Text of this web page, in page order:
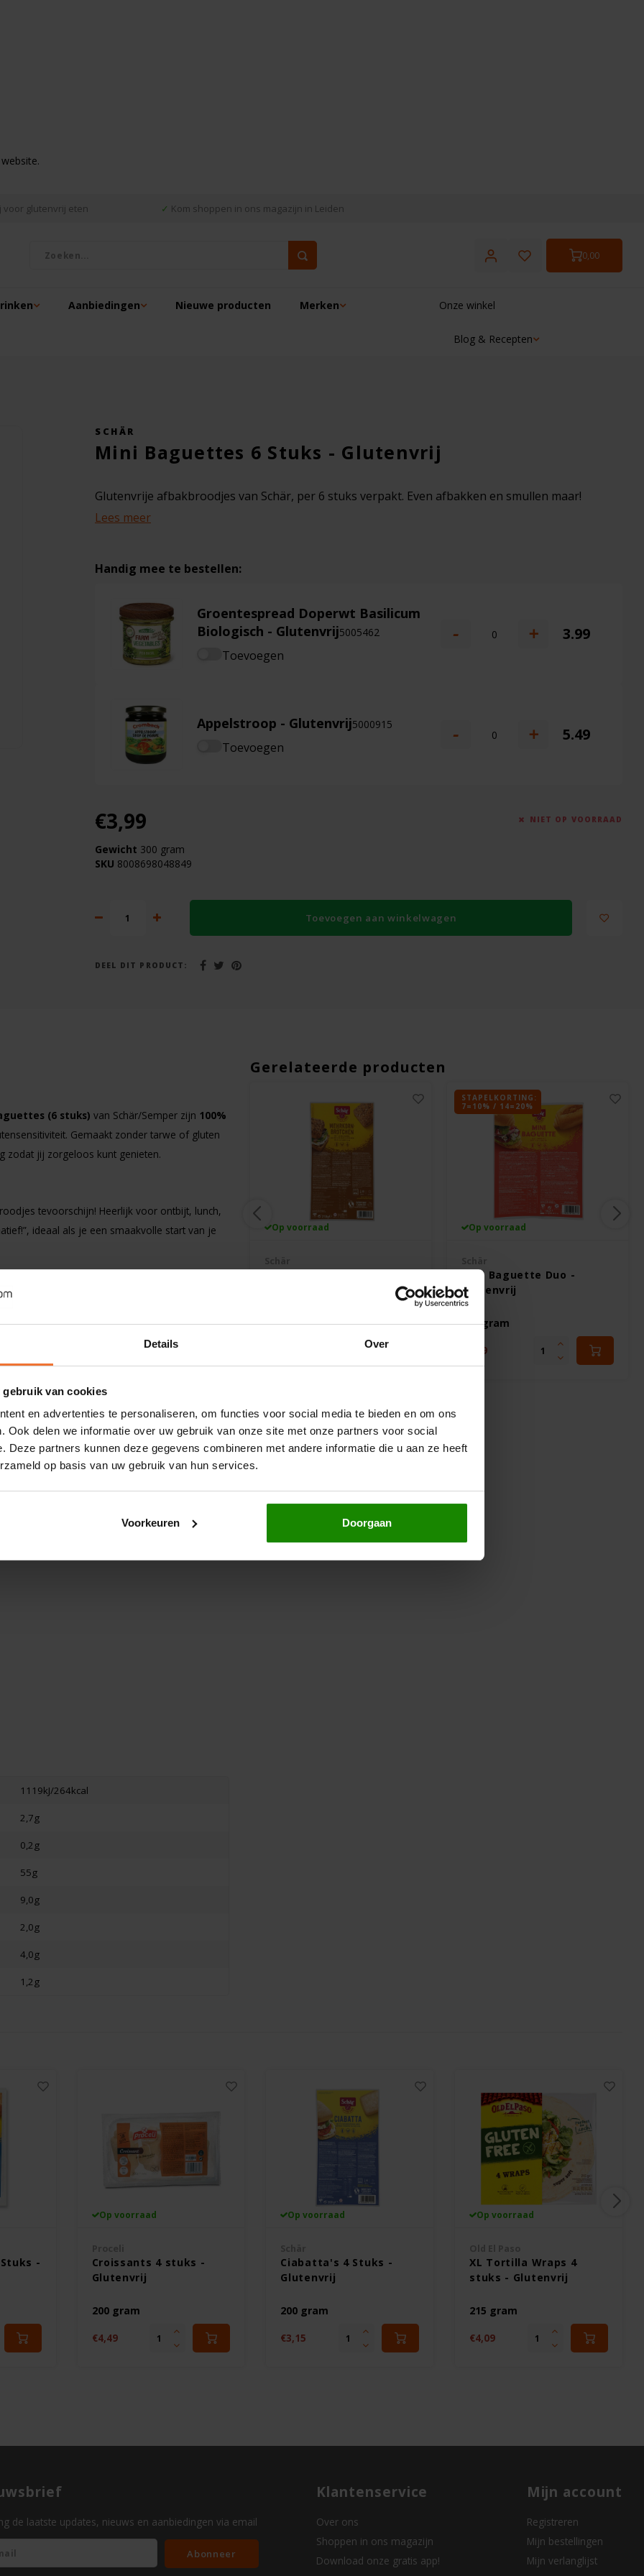
Details Over
van cookies
en advertenties te personaliseren, om functies voor social media te bieden en om ons
Ook delen we informatie over uw gebruik van onze site met onze partners voor social
Deze partners kunnen deze gegevens combineren met andere informatie die u aan ze heeft
op basis van uw gebruik van hun services.
Voorkeuren Doorgaan
voor glutenvrij eten ✓ Kom shoppen in ons magazijn in Leiden
0,00
Aanbiedingen Nieuwe producten Merken Onze winkel
Blog & Recepten
SCHÄR
Mini Baguettes 6 Stuks - Glutenvrij
Glutenvrije afbakbroodjes van Schär, per 6 stuks verpakt. Even afbakken en smullen maar!
Lees meer
Handig mee te bestellen:
Groentespread Doperwt Basilicum
Biologisch - Glutenvrij5005462
Toevoegen
+
- 3.99
Appelstroop - Glutenvrij5000915
Toevoegen
+
- 5.49
€3,99 NIET OP VOORRAAD
Gewicht 300 gram
SKU 8008698048849
Toevoegen aan winkelwagen
DEEL DIT PRODUCT:
(6 stuks) van Schär/Semper zijn 100%
Gemaakt zonder tarwe of gluten
zodat jij zorgeloos kunt genieten.
tevoorschijn! Heerlijk voor ontbijt, lunch,
ideaal als je een smaakvolle start van je
Appelvezels, Rijstmeel, Zonnebloemolie,
(E464), Gist
te vinden. Met deze Schär mini baguettes
Bestel nuen geniet morgen al van heerlijk
1119kJ/264kcal
2,7g
0,2g
55g
9,0g
2,0g
4,0g
1,2g
Gerelateerde producten
Op voorraad
1000 gram
Op voorraad
210 gram
STAPELKORTING:
7=10% / 14=20%
Op voorraad
Mini Baguette Duo -
Glutenvrij
150 gram
€2,39
-
Op voorraad
Croissants 4 stuks -
Glutenvrij
200 gram
€4,49
Op voorraad
Ciabatta's 4 Stuks -
Glutenvrij
200 gram
€3,15
Op voorraad
XL Tortilla Wraps 4
stuks - Glutenvrij
215 gram
€4,09
de laatste updates, nieuws en aanbiedingen via email
Abonneer
Klantenservice
Over ons
Shoppen in ons magazijn
Download onze gratis app!
Mijn account
Registreren
Mijn bestellingen
Mijn verlanglijst